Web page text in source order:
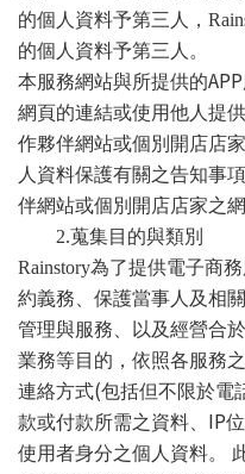
的個人資料予第三人，
的個人資料予第三人。
本服務網站與所提供的APP
網頁的連結或使用他人提供
作夥伴網站或個別開店店
人資料保護有關之告知事
伴網站或個別開店店家之網
2.蒐集目的與類別
Rainstory為了提供電子商
約義務、保護當事人及相
管理與服務、以及經營合
業務等目的，依照各服務
連絡方式(包括但不限於電
款或付款所需之資料、 IP
使用者身分之個人資料。